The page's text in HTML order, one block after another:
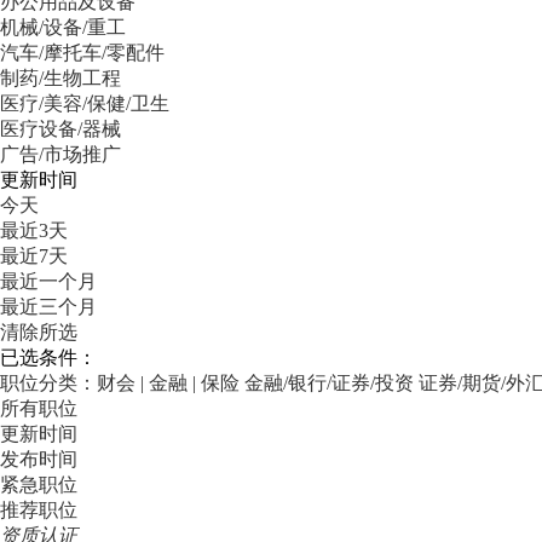
机械/设备/重工
汽车/摩托车/零配件
制药/生物工程
医疗/美容/保健/卫生
医疗设备/器械
广告/市场推广
更新时间
今天
最近3天
最近7天
最近一个月
最近三个月
清除所选
已选条件：
职位分类：财会 | 金融 | 保险 金融/银行/证券/投资 证券/期货/外
所有职位
更新时间
发布时间
紧急职位
推荐职位
资质认证